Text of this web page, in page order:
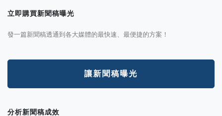
立即購買新聞稿曝光
發一篇新聞稿透通到各大媒體的最快速、最便捷的方案！
讓新聞稿曝光
分析新聞稿成效